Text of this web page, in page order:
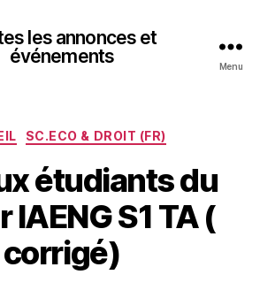
les annonces et
événements
Menu
Catégories
SC.ECO & DROIT (FR)
étudiants du
IAENG S1 TA (
corrigé)